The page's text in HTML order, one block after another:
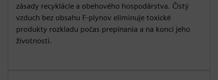
zásady recyklácie a obehového hospodárstva. Čistý
vzduch bez obsahu F-plynov eliminuje toxické
produkty rozkladu počas prepínania a na konci jeho
životnosti.